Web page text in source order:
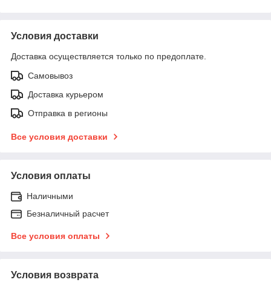
Условия доставки
Доставка осуществляется только по предоплате.
Самовывоз
Доставка курьером
Отправка в регионы
Все условия доставки
Условия оплаты
Наличными
Безналичный расчет
Все условия оплаты
Условия возврата